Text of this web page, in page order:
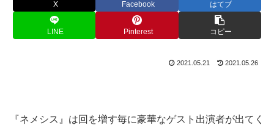
X Facebook はてブ
LINE Pinterest コピー
2021.05.21 2021.05.26
『ネメシス』は回を増す毎に豪華なゲスト出演者が出てく